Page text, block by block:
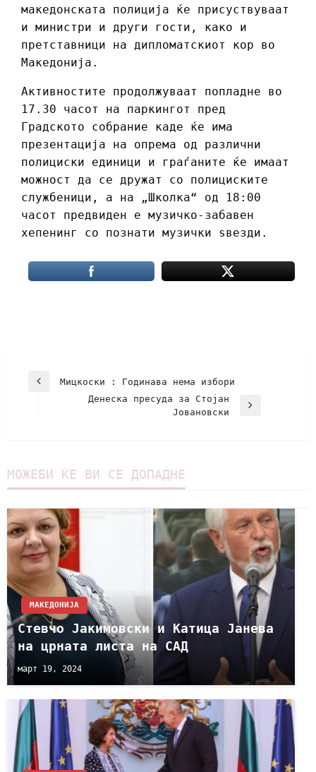
македонската полиција ќе присуствуваат
и министри и други гости, како и
претставници на дипломатскиот кор во
Македонија.
Активностите продолжуваат попладне во
17.30 часот на паркингот пред
Градското собрание каде ќе има
презентација на опрема од различни
полициски единици и граѓаните ќе имаат
можност да се дружат со полициските
службеници, а на „Школка“ од 18:00
часот предвиден е музичко-забавен
хепенинг со познати музички ѕвезди.
Мицкоски : Годинава нема избори
Денеска пресуда за Стојан
Јовановски
МОЖЕБИ ЌЕ ВИ СЕ ДОПАДНЕ
МАКЕДОНИЈА
Стевчо Јакимовски и Катица Јанева
на црната листа на САД
март 19, 2024